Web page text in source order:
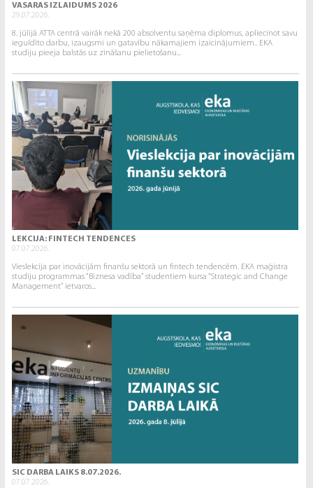
VASARAS IZLAIDUMS 2026
29.07.2026.
8. jūlijā ATTA centrā vairāk nekā 200 absolventu saņēma diplomus, apliecinot savu
ieguldīto darbu, izaugsmi un gatavību nākamajiem izaicinājumiem.. EKA
studiju pieeja balstās uz zināšanu pielietošanu...
LEKCIJA: FINTECH TENDENCES
07.07.2026.
Vieslekcija par inovācijām finanšu sektorā un fintech tendencēm. EKA maģistra
studiju programmas “Biznesa vadība” studentiem kursa “Strategic and Change
Management” ietvaros...
SIC DARBA LAIKS 8.07.2026.
07.07.2026.